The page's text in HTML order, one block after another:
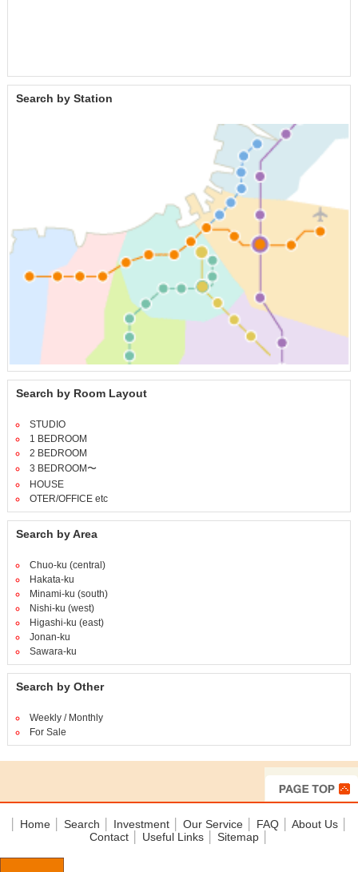
Search by Station
Search by Room Layout
STUDIO
1 BEDROOM
2 BEDROOM
3 BEDROOM〜
HOUSE
OTER/OFFICE etc
Search by Area
Chuo-ku (central)
Hakata-ku
Minami-ku (south)
Nishi-ku (west)
Higashi-ku (east)
Jonan-ku
Sawara-ku
Search by Other
Weekly / Monthly
For Sale
Home Search Investment Our Service FAQ About Us
Contact│ Useful Links│ Sitemap│